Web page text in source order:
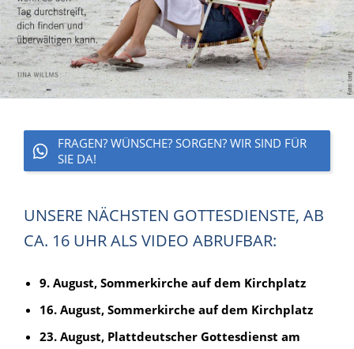
FRAGEN? WÜNSCHE? SORGEN? WIR SIND FÜR
SIE DA!
UNSERE NÄCHSTEN GOTTESDIENSTE, AB
CA. 16 UHR ALS VIDEO ABRUFBAR:
9. August, Sommerkirche auf dem Kirchplatz
16. August, Sommerkirche auf dem Kirchplatz
23. August, Plattdeutscher Gottesdienst am